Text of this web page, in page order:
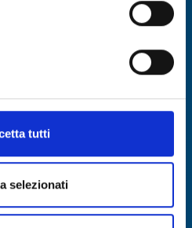
tutti
selezionati
DISCOVER MORE →